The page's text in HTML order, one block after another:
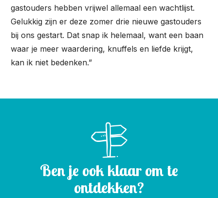
gastouders hebben vrijwel allemaal een wachtlijst.
Gelukkig zijn er deze zomer drie nieuwe gastouders
bij ons gestart. Dat snap ik helemaal, want een baan
waar je meer waardering, knuffels en liefde krijgt,
kan ik niet bedenken.”
Ben je ook klaar om te
ontdekken?